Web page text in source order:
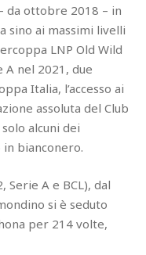
da ottobre 2018 – in
sino ai massimi livelli
LNP Old Wild
nel 2021, due
Italia, l’accesso ai
assoluta del Club
alcuni dei
bianconero.
A e BCL), dal
si è seduto
per 214 volte,